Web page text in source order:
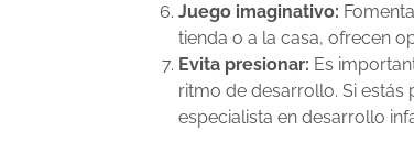
Juego imaginativo:
tienda o a la casa, ofrecen
Evita presionar: Es
ritmo de desarrollo. Si
especialista en desarrollo